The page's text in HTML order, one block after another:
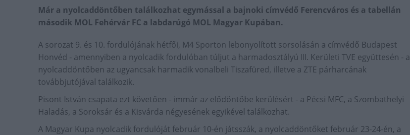
Már a nyolcaddöntőben találkozhat egymással a bajnoki címvédő Ferencváros és a tabellán
második MOL Fehérvár FC a labdarúgó MOL Magyar Kupában.
A sorozat 9. és 10. fordulójának hétfői, M4 Sporton lebonyolított sorsolásán a címvédő Budapest
Honvéd - amennyiben a nyolcadik fordulóban túljut a harmadosztályú III. Kerületi TVE együttesén - a
nyolcaddöntőben az ugyancsak harmadik vonalbeli Tiszafüred, illetve a ZTE párharcának
továbbjutójával találkozik.
Pisont István csapata ezt követően - immár az elődöntőbe kerülésért - a Pécsi MFC, a Szombathelyi
Haladás, a Soroksár és a Kisvárda négyesének egyikével találkozhat.
A Magyar Kupa nyolcadik fordulóját február 10-én játsszák, a nyolcaddöntőket február 23-24-én, a